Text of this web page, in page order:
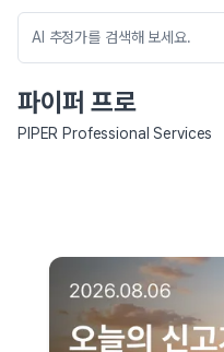
파이퍼 프로
PIPER Professional Services